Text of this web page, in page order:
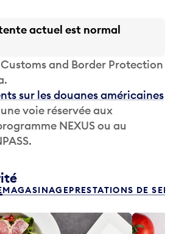
actuel est normal
and Border Protection
sur les douanes américaines
voie réservée aux
NEXUS ou au
MAGASINAGEPRESTATIONS DE